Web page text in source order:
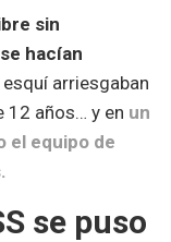
sin
hacían
arriesgaban
12 años… y en un
el equipo de
se puso